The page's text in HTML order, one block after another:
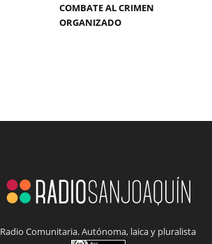
COMBATE AL CRIMEN
ORGANIZADO
Radio Comunitaria. Autónoma, laica y pluralista